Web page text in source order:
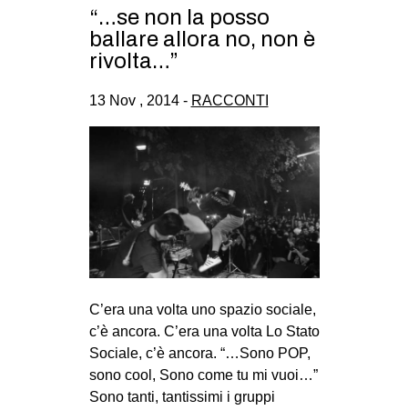
PRECARIATO
REPRESSIONE
CULTURE
CINEMA
MANIFESTI
MUSICA
RECENSIONI
AFRICA
AMERICHE
ESTREMO ORIENTE
“…se non la posso
ballare allora no, non è
rivolta…”
13 Nov , 2014 - RACCONTI
C’era una volta uno spazio sociale,
c’è ancora. C’era una volta Lo Stato
Sociale, c’è ancora. “…Sono POP,
sono cool, Sono come tu mi vuoi…”
Sono tanti, tantissimi i gruppi